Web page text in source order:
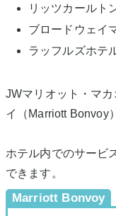
リッツカールト
ブロードウェイ
ラッフルズホテ
JWマリオット・マ
イ（Marriott Bonvoy
ホテル内でのサービ
できます。
Marriott Bonvoy